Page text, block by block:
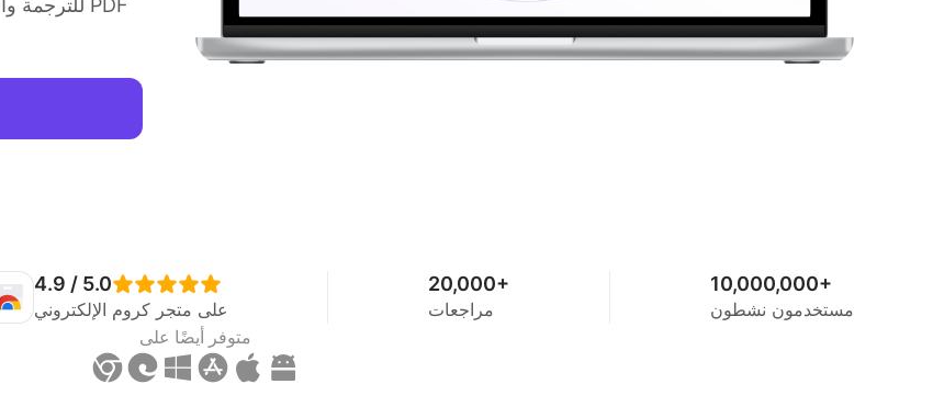
4.9 / 5.0
على متجر كروم الإلكتروني
20,000+
مراجعات
10,000,000+
مستخدمون نشطون
متوفر أيضًا على